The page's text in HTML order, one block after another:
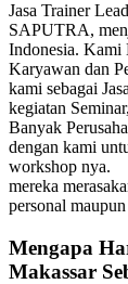
Jasa Trainer
SAPUTRA,
Indonesia. Kami
Karyawan dan
kami sebagai
kegiatan
Banyak
dengan kami
workshop nya.
mereka
personal
Mengapa
Makassar